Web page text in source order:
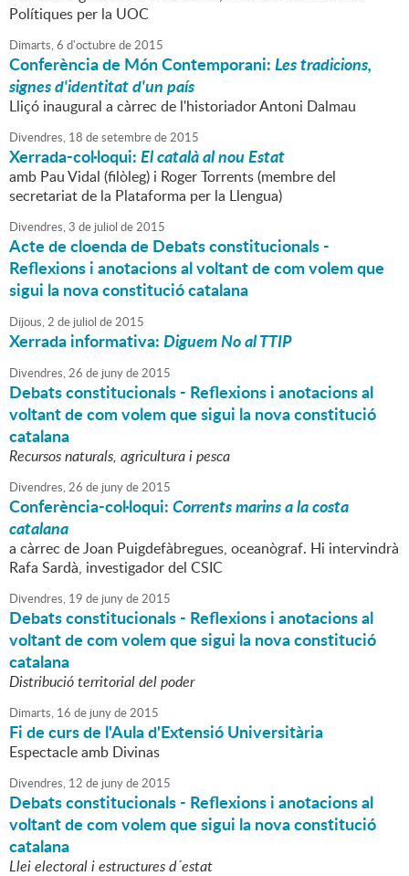
Polítiques per la UOC
Dimarts,6 d'octubrede2015
Conferència de Món Contemporani:Les tradicions,
signes d'identitat d'un país
Lliçó inaugural a càrrec de l'historiador Antoni Dalmau
Divendres, 18 desetembrede2015
Xerrada-col·loqui:El català al nou Estat
amb Pau Vidal (filòleg) i Roger Torrents (membre del
secretariat de la Plataforma per la Llengua)
Divendres,3 de juliol de2015
Acte de cloenda de Debats constitucionals -
Reflexions i anotacions al voltant de com volem que
sigui la nova constitució catalana
Dijous,2 de juliol de2015
Xerrada informativa:Diguem No al TTIP
Divendres,26 de junyde2015
Debats constitucionals - Reflexions i anotacions al
voltant de com volem que sigui la nova constitució
catalana
Recursos naturals, agricultura i pesca
Divendres,26 de junyde2015
Conferència-col·loqui:Corrents marins a la costa
catalana
a càrrec de Joan Puigdefàbregues, oceanògraf. Hi intervindrà
Rafa Sardà, investigador del CSIC
Divendres, 19 de junyde2015
Debats constitucionals - Reflexions i anotacions al
voltant de com volem que sigui la nova constitució
catalana
Distribució territorial del poder
Dimarts, 16 de junyde2015
Fi de curs de l'Aula d'Extensió Universitària
Espectacle amb Divinas
Divendres, 12 de junyde2015
Debats constitucionals - Reflexions i anotacions al
voltant de com volem que sigui la nova constitució
catalana
Llei electoral i estructures d´estat